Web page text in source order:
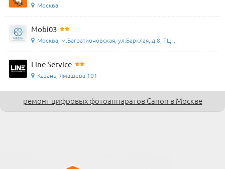
Москва
Mobi03
Москва, м.Багратионовская, ул.Барклая, д.8, ТЦ ...
Line Service
Казань, Ямашева 101
ремонт цифровых фотоаппаратов Canon в Москве